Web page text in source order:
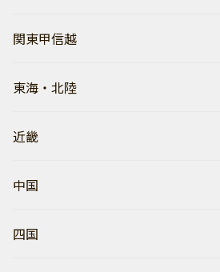
関東甲信越
東海・北陸
近畿
中国
四国